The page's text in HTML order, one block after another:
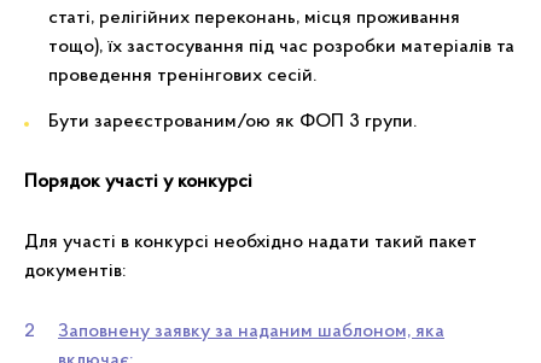
статі, релігійних переконань, місця проживання
тощо), їх застосування під час розробки матеріалів та
проведення тренінгових сесій.
Бути зареєстрованим/ою як ФОП 3 групи.
Порядок участі у конкурсі
Для участі в конкурсі необхідно надати такий пакет
документів:
Заповнену заявку за наданим шаблоном, яка